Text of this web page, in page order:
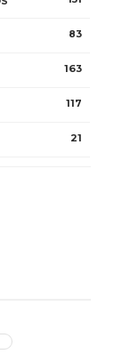
83
163
117
21